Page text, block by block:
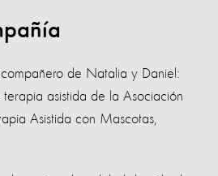
de Natalia y Daniel:
asistida de la Asociación
Asistida con Mascotas,